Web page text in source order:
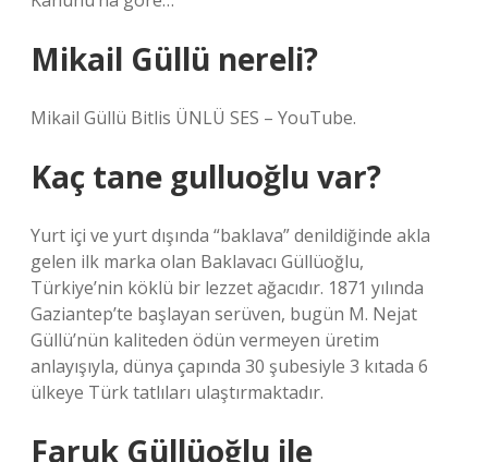
Mikail Güllü nereli?
Mikail Güllü Bitlis ÜNLÜ SES – YouTube.
Kaç tane gulluoğlu var?
Yurt içi ve yurt dışında “baklava” denildiğinde akla
gelen ilk marka olan Baklavacı Güllüoğlu,
Türkiye’nin köklü bir lezzet ağacıdır. 1871 yılında
Gaziantep’te başlayan serüven, bugün M. Nejat
Güllü’nün kaliteden ödün vermeyen üretim
anlayışıyla, dünya çapında 30 şubesiyle 3 kıtada 6
ülkeye Türk tatlıları ulaştırmaktadır.
Faruk Güllüoğlu ile